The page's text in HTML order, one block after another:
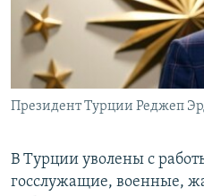
Президент Турции Реджеп
В Турции уволены с
госслужащие, военные,